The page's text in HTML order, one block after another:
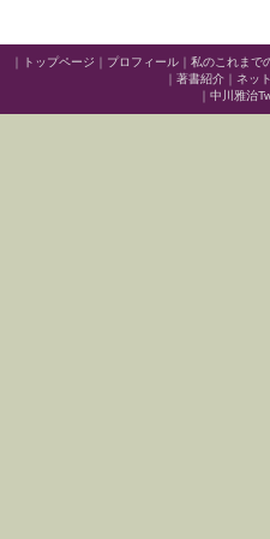
｜ トップページ ｜ プロフィール ｜ 私のこれまで
｜ 著書紹介 ｜ ネッ
｜ 中川雅治